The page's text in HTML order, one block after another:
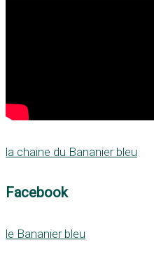
la chaine du Bananier bleu
Facebook
le Bananier bleu